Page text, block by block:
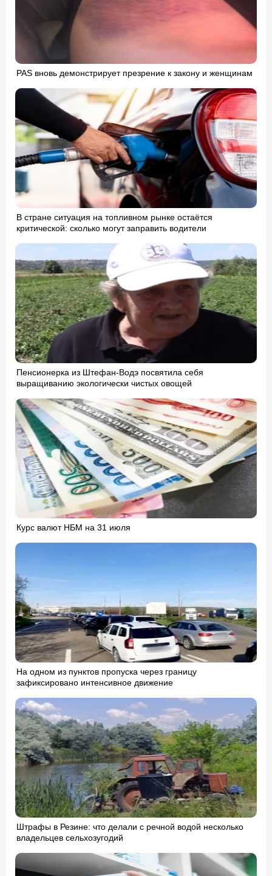
PAS вновь демонстрирует презрение к закону и женщинам
В стране ситуация на топливном рынке остаётся
критической: сколько могут заправить водители
Пенсионерка из Штефан-Водэ посвятила себя
выращиванию экологически чистых овощей
Курс валют НБМ на 31 июля
На одном из пунктов пропуска через границу
зафиксировано интенсивное движение
Штрафы в Резине: что делали с речной водой несколько
владельцев сельхозугодий